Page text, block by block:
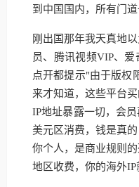
到中国国内，所有门道
刚出国那年我天真地
员、腾讯视频VIP、
点开都提示"由于版权
来才知道，这些平台
IP地址暴露一切，会
美元区消费，钱是真
你个人，是商业规则
地区收费，你的海外IP